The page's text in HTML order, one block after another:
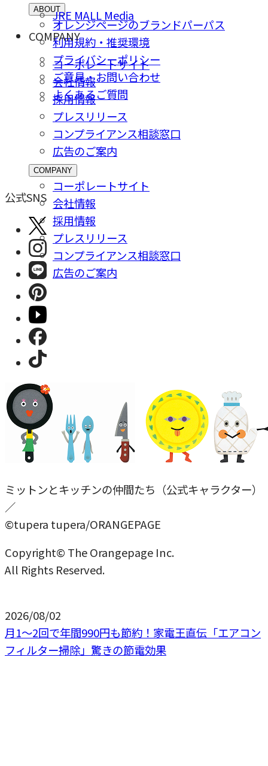
JRE MALL Media
ABOUT
オレンジページのブランドパーパス
利用規約・推奨環境
プライバシーポリシー
ご意⾒・お問い合わせ
よくあるご質問
COMPANY
コーポレートサイト
会社情報
採⽤情報
プレスリリース
コンプライアンス相談窓⼝
広告のご案内
COMPANY
コーポレートサイト
会社情報
採⽤情報
プレスリリース
コンプライアンス相談窓⼝
広告のご案内
公式SNS
ミットンとキッチンの仲間たち（公式キャラクター）
／
©tupera tupera/ORANGEPAGE
Copyright© The Orangepage Inc.
All Rights Reserved.
2026/08/02
月1〜2回で年間990円も節約！家電王直伝「エアコン
フィルター掃除」驚きの節電効果